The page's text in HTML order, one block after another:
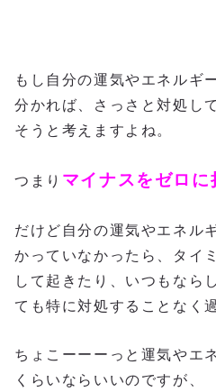
もし自分の運気やエネルギ
分かれば、さっさと対処して
そうと考えますよね。
つまり マイナスをゼロに
だけど自分の運気やエネル
かっていなかったら、タイ
して起きたり、いつもなら
ても特に対処することなく
ちょこーーーっと運気やエ
くらいならいいのですが、